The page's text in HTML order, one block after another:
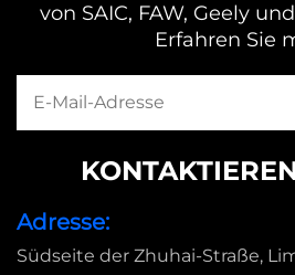
von SAIC, FAW, Geely
Erfahren Sie
Adresse:
Südseite der Zhuhai-Straße,